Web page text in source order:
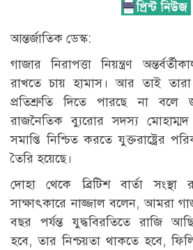
আন্তর্জাতিক ডেস্ক:
গাজার নিরাপত্তা নিয়ন্ত্রণ
রাখতে চায় হামাস। আর তাই তারা
প্রতিশ্রুতি দিতে পারছে না বলে
রাজনৈতিক ব্যুরোর সদস্য মোহাম্মদ
সমাপ্তি নিশ্চিত করতে যুক্তরাষ্ট্রের
তৈরি হয়েছে।
দোহা থেকে ব্রিটিশ বার্তা
সাক্ষাৎকারে নাজ্জাল বলেন, আমরা
বছর পর্যন্ত যুদ্ধবিরতিতে রাজি
হবে, তার নিশ্চয়তা থাকতে হবে,